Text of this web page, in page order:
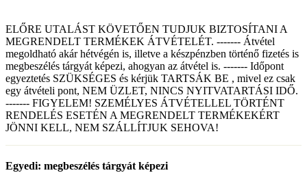
ELŐRE UTALÁST KÖVETŐEN TUDJUK BIZTOSÍTANI A
MEGRENDELT TERMÉKEK ÁTVÉTELÉT. ------- Átvétel
megoldható akár hétvégén is, illetve a készpénzben történő fizetés is
megbeszélés tárgyát képezi, ahogyan az átvétel is. ------- Időpont
egyeztetés SZÜKSÉGES és kérjük TARTSÁK BE , mivel ez csak
egy átvételi pont, NEM ÜZLET, NINCS NYITVATARTÁSI IDŐ.
------- FIGYELEM! SZEMÉLYES ÁTVÉTELLEL TÖRTÉNT
RENDELÉS ESETÉN A MEGRENDELT TERMÉKEKÉRT
JÖNNI KELL, NEM SZÁLLÍTJUK SEHOVA!
Egyedi: megbeszélés tárgyát képezi